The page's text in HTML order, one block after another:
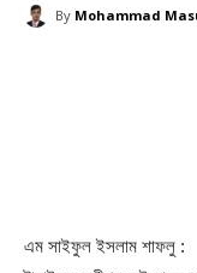
By Mohammad
এম সাইফুল ইসলাম শাফলু :